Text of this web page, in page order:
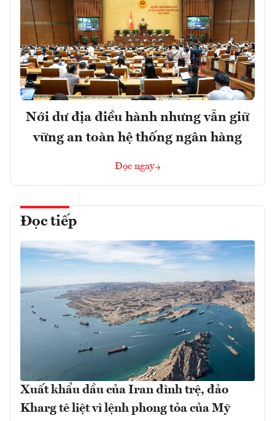
Nới dư địa điều hành nhưng vẫn giữ
vững an toàn hệ thống ngân hàng
Đọc ngay
Đọc tiếp
Xuất khẩu dầu của Iran đình trệ, đảo
Kharg tê liệt vì lệnh phong tỏa của Mỹ